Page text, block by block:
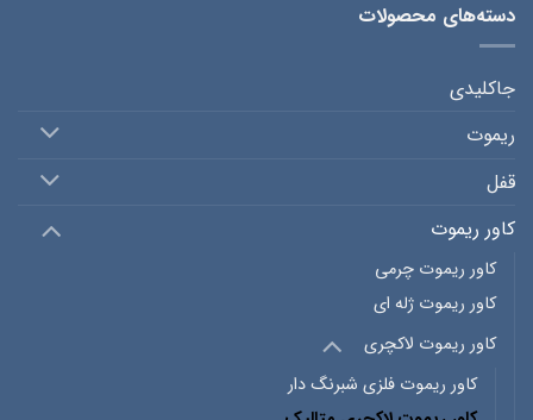
دسته‌های محصولات
جاکلیدی
ریموت
قفل
کاور ریموت
کاور ریموت چرمی
کاور ریموت ژله ای
کاور ریموت لاکچری
کاور ریموت فلزی شبرنگ دار